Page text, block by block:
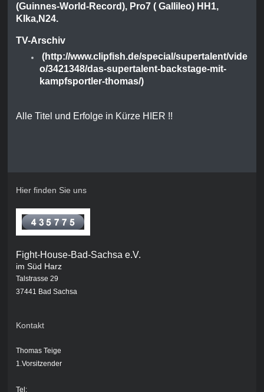
(Guinnes-World-Record), Pro7 ( Gallileo) HH1,
KIka,N24.
TV-Arschiv
(http://www.clipfish.de/special/supertalent/vide
o/3421348/das-supertalent-backstage-mit-
kampfsportler-thomas/)
Alle Titel und Erfolge in Kürze HIER !!
Hier finden Sie uns
Fight-House-Bad-Sachsa e.V.
im Süd Harz
Talstrasse 29
37441 Bad Sachsa
Kontakt
Thomas Teige
1.Vorsitzender
Tel :